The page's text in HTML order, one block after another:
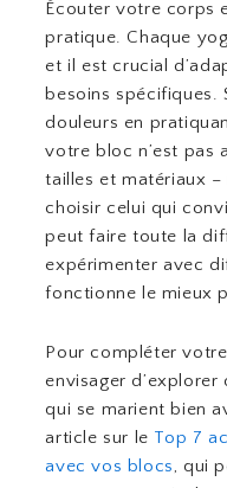
Écouter votre corps
pratique. Chaque
et il est crucial
besoins spécifiques.
douleurs en
votre bloc n’est pas
tailles et matériaux –
choisir celui qui
peut faire toute la
expérimenter avec
fonctionne le mieux
Pour compléter
envisager
qui se marient bien
article sur le Top 7
avec vos blocs, qui